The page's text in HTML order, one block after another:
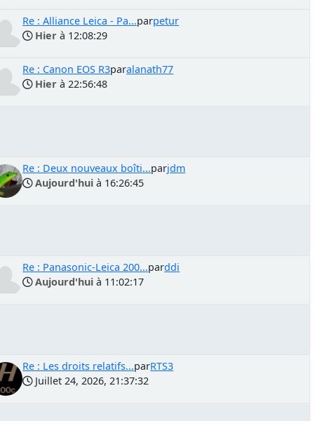
Re : Alliance Leica - Pa...parpetur
Hier à 12:08:29
Re : Canon EOS R3paralanath77
Hier à 22:56:48
Re : Deux nouveaux boîti...parjdm
Aujourd'hui à 16:26:45
Re : Panasonic-Leica 200...parddi
Aujourd'hui à 11:02:17
Re : Les droits relatifs...parRTS3
Juillet 24, 2026, 21:37:32